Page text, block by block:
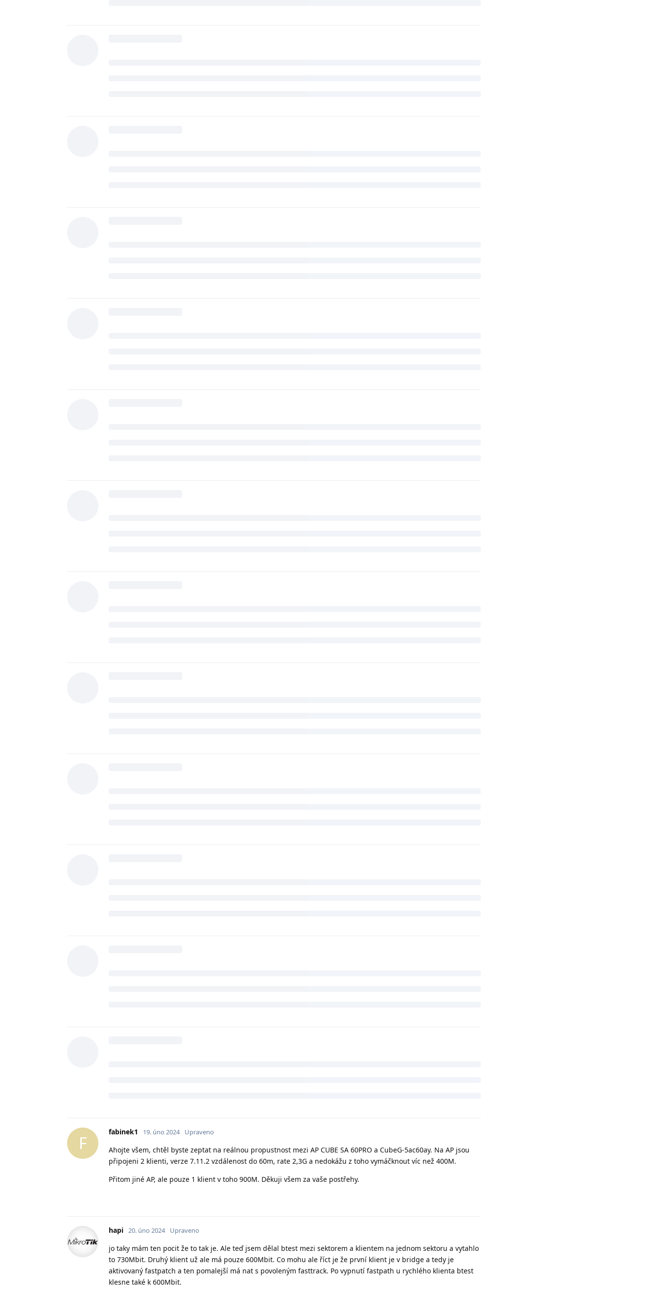
F
fabinek1 19. úno 2024 Upraveno
Ahojte všem, chtěl byste zeptat na reálnou propustnost mezi AP CUBE SA 60PRO a CubeG-5ac60ay. Na AP jsou
připojeni 2 klienti, verze 7.11.2 vzdálenost do 60m, rate 2,3G a nedokážu z toho vymáčknout víc než 400M.
Přitom jiné AP, ale pouze 1 klient v toho 900M. Děkuji všem za vaše postřehy.
hapi 20. úno 2024 Upraveno
jo taky mám ten pocit že to tak je. Ale teď jsem dělal btest mezi sektorem a klientem na jednom sektoru a vytahlo
to 730Mbit. Druhý klient už ale má pouze 600Mbit. Co mohu ale říct je že první klient je v bridge a tedy je
aktivovaný fastpatch a ten pomalejší má nat s povoleným fasttrack. Po vypnutí fastpath u rychlého klienta btest
klesne také k 600Mbit.